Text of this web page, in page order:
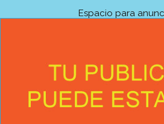
Espacio para